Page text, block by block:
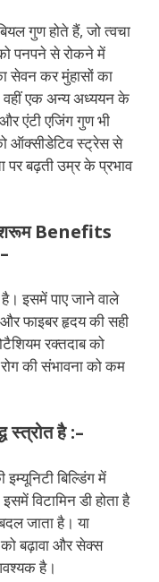
गुण होते हैं, जो त्वचा
पनपने से रोकने में
कर मुंहासों का
वहीं एक अन्य अध्ययन के
एंटी एजिंग गुण भी
ऑक्सीडेटिव स्ट्रेस से
पर बढ़ती उम्र के प्रभाव
Benefits
इसमें पाए जाने वाले
फाइबर हृदय की सही
रक्तदाब को
की संभावना को कम
स्त्रोत है :–
बिल्डिंग में
विटामिन डी होता है
जाता है। या
को बढ़ावा और सेक्स
है।